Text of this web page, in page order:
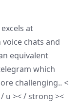
at
chats and
equivalent
which
challenging.. <
u >< / strong ><